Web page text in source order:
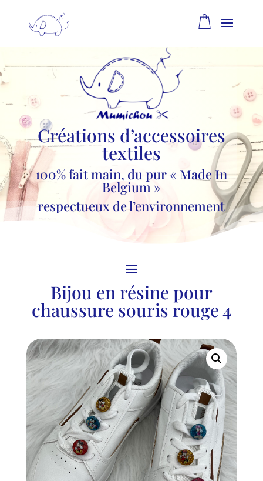
Créations d’accessoires
textiles
100% fait main, du pur « Made In
Belgium »
respectueux de l’environnement
Bijou en résine pour
chaussure souris rouge 4